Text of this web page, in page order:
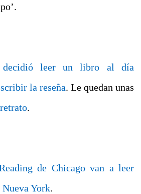
decidió leer un libro al día
la reseña. Le quedan unas
.
de Chicago van a leer
York.